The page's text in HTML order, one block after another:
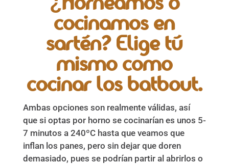
¿Horneamos o
cocinamos en
sartén? Elige tú
mismo como
cocinar los batbout.
Ambas opciones son realmente válidas, así
que si optas por horno se cocinarían es unos 5-
7 minutos a 240ºC hasta que veamos que
inflan los panes, pero sin dejar que doren
demasiado, pues se podrían partir al abrirlos o